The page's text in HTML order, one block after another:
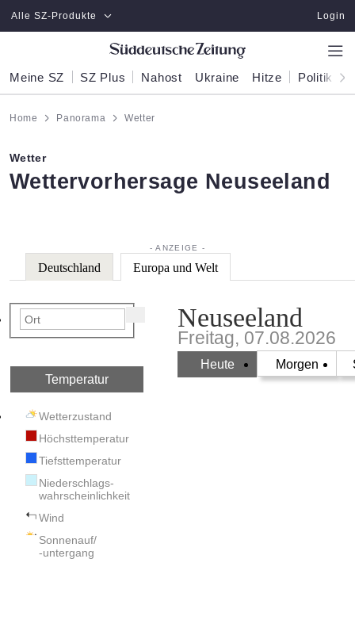
Zum Hauptinhalt springen
Alle SZ-Produkte Login
Meine SZ SZ Plus Nahost Ukraine Hitze Politik
Home Panorama Wetter
Wetter
:
Wettervorhersage Neuseeland
Deutschland Europa und Welt
Temperatur
Wetterzustand
Höchsttemperatur
Tiefsttemperatur
Niederschlags-
wahrscheinlichkeit
Wind
Sonnenauf/
-untergang
Neuseeland
Freitag, 07.08.2026
Heute Morgen